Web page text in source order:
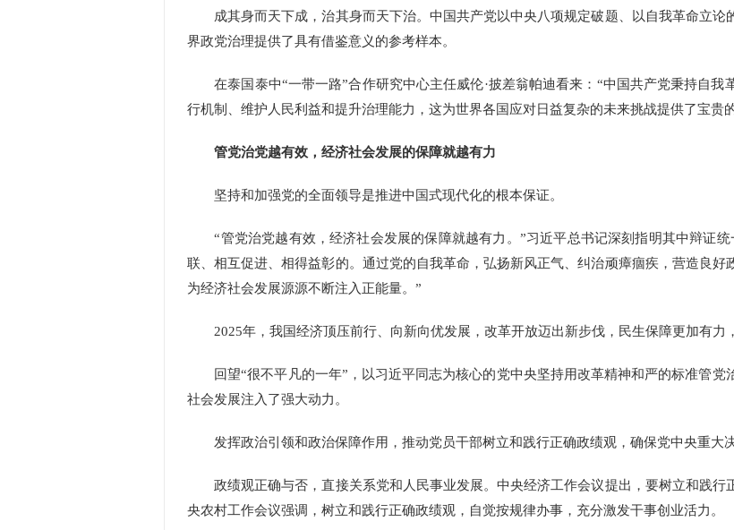
成其身而天下成，治其身而天下治。中国共产党以中央八项规定破题、以自我革命立论
界政党治理提供了具有借鉴意义的参考样本。
在泰国泰中“一带一路”合作研究中心主任威伦·披差翁帕迪看来：“中国共产党秉持自我
行机制、维护人民利益和提升治理能力，这为世界各国应对日益复杂的未来挑战提供了宝贵
管党治党越有效，经济社会发展的保障就越有力
坚持和加强党的全面领导是推进中国式现代化的根本保证。
“管党治党越有效，经济社会发展的保障就越有力。”习近平总书记深刻指明其中辩证统
联、相互促进、相得益彰的。通过党的自我革命，弘扬新风正气、纠治顽瘴痼疾，营造良
为经济社会发展源源不断注入正能量。”
2025年，我国经济顶压前行、向新向优发展，改革开放迈出新步伐，民生保障更加有力
回望“很不平凡的一年”，以习近平同志为核心的党中央坚持用改革精神和严的标准管党
社会发展注入了强大动力。
发挥政治引领和政治保障作用，推动党员干部树立和践行正确政绩观，确保党中央重
政绩观正确与否，直接关系党和人民事业发展。中央经济工作会议提出，要树立和践行
央农村工作会议强调，树立和践行正确政绩观，自觉按规律办事，充分激发干事创业活力。